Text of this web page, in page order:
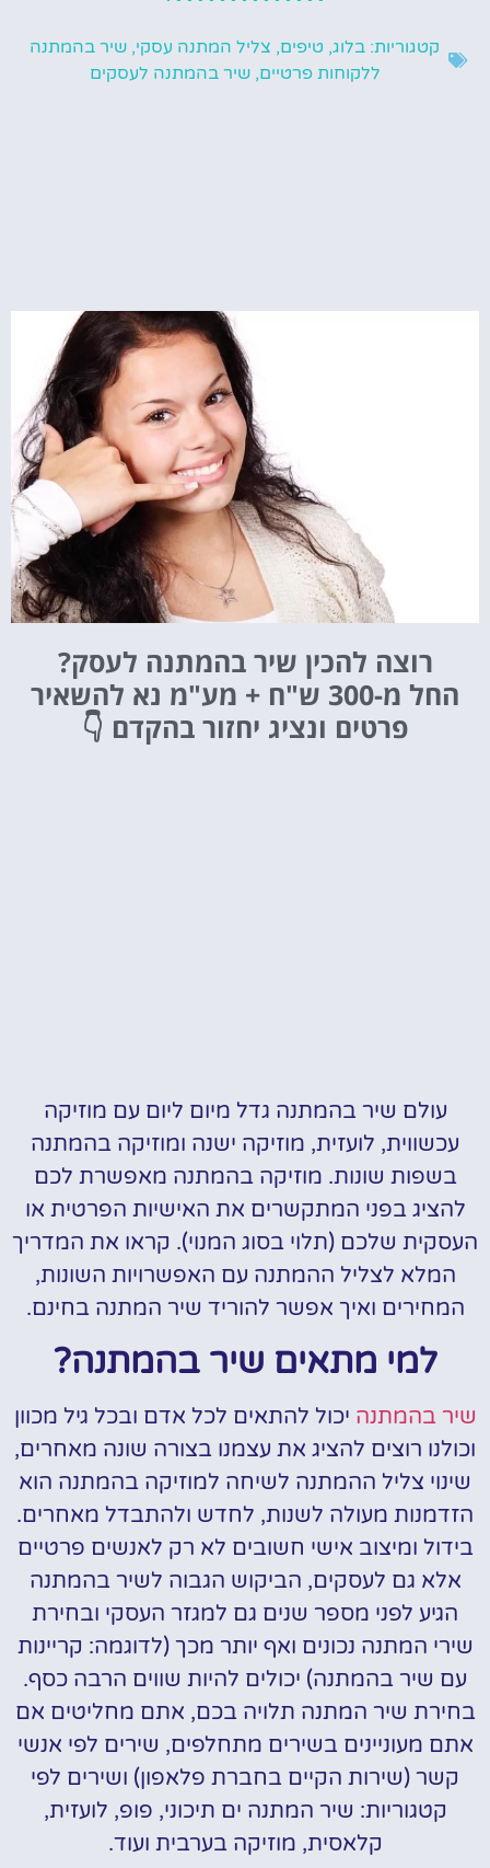
קטגוריות: בלוג, טיפים, צליל המתנה עסקי, שיר בהמתנה
ללקוחות פרטיים,שיר בהמתנה לעסקים
רוצה להכין שיר בהמתנה לעסק?
החל מ-300 ש"ח + מע"מ
נא להשאיר
פרטים ונציג יחזור בהקדם 👇
עולם שיר בהמתנה גדל מיום ליום עם מוזיקה
עכשווית, לועזית, מוזיקה ישנה ומוזיקה בהמתנה
בשפות שונות. מוזיקה בהמתנה מאפשרת לכם
להציג בפני המתקשרים את האישיות הפרטית או
העסקית שלכם (תלוי בסוג המנוי). קראו את המדריך
המלא לצליל ההמתנה עם האפשרויות השונות,
המחירים ואיך אפשר להוריד שיר המתנה בחינם.
למי מתאים שיר בהמתנה?
שיר בהמתנה יכול להתאים לכל אדם ובכל גיל מכוון
וכולנו רוצים להציג את עצמנו בצורה שונה מאחרים,
שינוי צליל ההמתנה לשיחה למוזיקה בהמתנה הוא
הזדמנות מעולה לשנות, לחדש ולהתבדל מאחרים.
בידול ומיצוב אישי חשובים לא רק לאנשים פרטיים
אלא גם לעסקים, הביקוש הגבוה לשיר בהמתנה
הגיע לפני מספר שנים גם למגזר העסקי ובחירת
שירי המתנה נכונים ואף יותר מכך (לדוגמה: קריינות
עם שיר בהמתנה) יכולים להיות שווים הרבה כסף.
בחירת שיר המתנה תלויה בכם, אתם מחליטים אם
אתם מעוניינים בשירים מתחלפים, שירים לפי אנשי
קשר (שירות הקיים בחברת פלאפון) ושירים לפי
קטגוריות: שיר המתנה ים תיכוני, פופ, לועזית,
קלאסית, מוזיקה בערבית ועוד.